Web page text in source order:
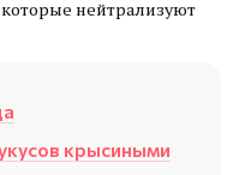
нейтрализуют
крысиными